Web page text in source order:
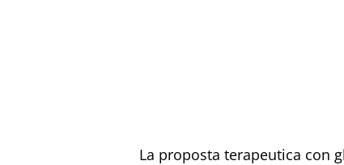
La proposta terapeutica con